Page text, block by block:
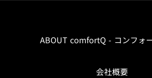
ABOUT comfortQ - コンフォ
会社概要